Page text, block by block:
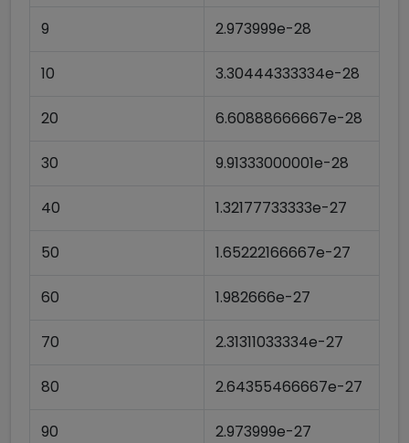
9 2.973999e-28
10 3.30444333334e-28
20 6.60888666667e-28
30 9.91333000001e-28
40 1.32177733333e-27
50 1.65222166667e-27
60 1.982666e-27
70 2.31311033334e-27
80 2.64355466667e-27
90 2.973999e-27